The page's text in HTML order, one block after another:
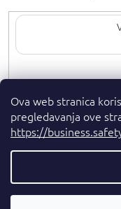
Ova web stranica
pregledavanja ove
https://
Upisom svoje e-
Autorska prava